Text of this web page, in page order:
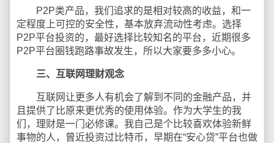
P2P类产品，我们追求的是相对较高的收益，和一
定程度上可控的安全性，基本放弃流动性考虑。选择
P2P平台投资的，最好选择比较知名的平台，近期很多
P2P平台圈钱跑路事故发生，所以大家要多多小心。
三、互联网理财观念
互联网让更多人有机会了解到不同的金融产品，并
且提供了比原来更优秀的使用体验。作为大学生的我
们，理财是一门必修课。我自己是个比较喜欢体验新鲜
事物的人，曾近投资过比特币，早期在“安心贷”平台也做